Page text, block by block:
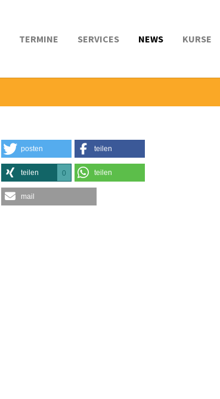
TERMINE SERVICES NEWS KURSE
posten teilen
teilen 0 teilen
mail